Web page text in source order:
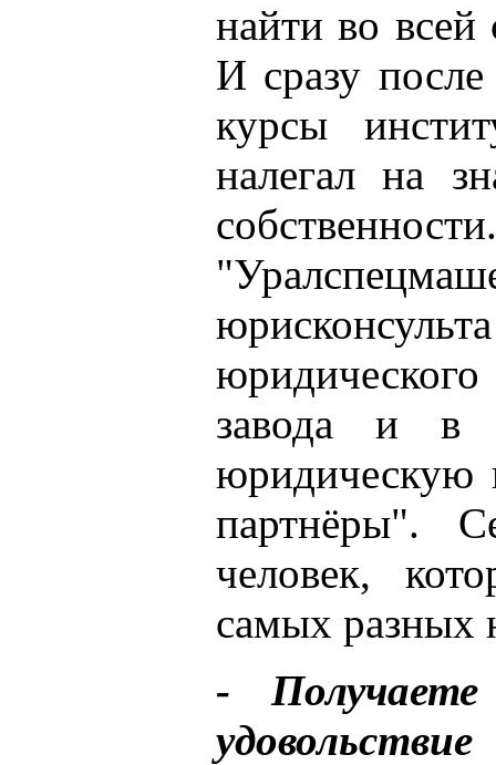
найти во всей
И сразу
курсы
налегал на
завода и в
партнёры".
человек,
самых разных
-